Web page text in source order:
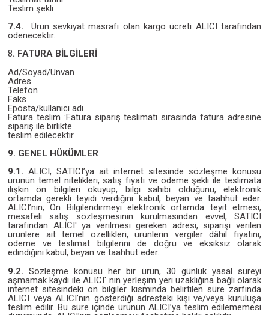
Teslim şekli
7.4. Ürün sevkiyat masrafı olan kargo ücreti ALICI tarafından
ödenecektir.
8. FATURA BİLGİLERİ
Ad/Soyad/Unvan
Adres
Telefon
Faks
Eposta/kullanıcı adı
Fatura teslim :Fatura sipariş teslimatı sırasında fatura adresine
sipariş ile birlikte
teslim edilecektir.
9. GENEL HÜKÜMLER
9.1. ALICI, SATICI’ya ait internet sitesinde sözleşme konusu
ürünün temel nitelikleri, satış fiyatı ve ödeme şekli ile teslimata
ilişkin ön bilgileri okuyup, bilgi sahibi olduğunu, elektronik
ortamda gerekli teyidi verdiğini kabul, beyan ve taahhüt eder.
ALICI’nın; Ön Bilgilendirmeyi elektronik ortamda teyit etmesi,
mesafeli satış sözleşmesinin kurulmasından evvel, SATICI
tarafından ALICI' ya verilmesi gereken adresi, siparişi verilen
ürünlere ait temel özellikleri, ürünlerin vergiler dâhil fiyatını,
ödeme ve teslimat bilgilerini de doğru ve eksiksiz olarak
edindiğini kabul, beyan ve taahhüt eder.
9.2. Sözleşme konusu her bir ürün, 30 günlük yasal süreyi
aşmamak kaydı ile ALICI' nın yerleşim yeri uzaklığına bağlı olarak
internet sitesindeki ön bilgiler kısmında belirtilen süre zarfında
ALICI veya ALICI’nın gösterdiği adresteki kişi ve/veya kuruluşa
teslim edilir. Bu süre içinde ürünün ALICI’ya teslim edilememesi